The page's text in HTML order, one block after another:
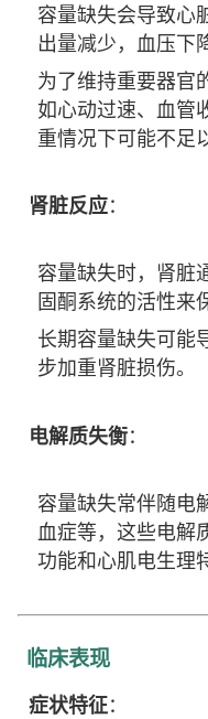
容量缺失会导致心
出量减少，血压下
为了维持重要器官
如心动过速、血管
重情况下可能不足
肾脏反应：
容量缺失时，肾脏
固酮系统的活性来
长期容量缺失可能
步加重肾脏损伤。
电解质失衡：
容量缺失常伴随电
血症等，这些电解
功能和心肌电生理
临床表现
症状特征：